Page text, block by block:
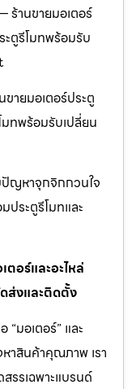
ร้านขายมอเตอร์
ะตูรีโมทพร้อมรับ
ขายมอเตอร์ประตู
มทพร้อมรับเปลี่ยน
ปัญหาจุกจิกกวนใจ
ประตูรีโมทและ
อร์และอะไหล่
ส่งและติดตั้ง
มอเตอร์” และ
าสินค้าคุณภาพ เรา
รรเฉพาะแบรนด์